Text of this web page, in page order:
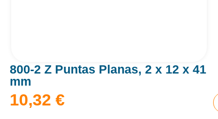
800-2 Z Puntas Planas, 2 x 12 x 41
mm
10,32 €